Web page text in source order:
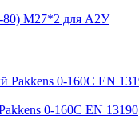
80) М27*2 для А2У
0-160С EN 13190